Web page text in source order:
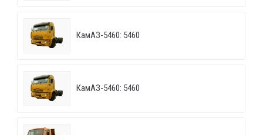
КамАЗ-5460: 5460
КамАЗ-5460: 5460